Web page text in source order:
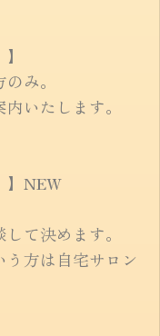
み。
いたします。
】NEW
て決めます。
方は自宅サロン